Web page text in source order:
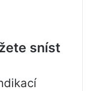
sníst